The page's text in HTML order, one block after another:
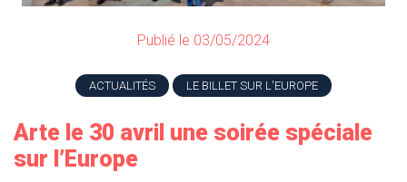
Publié le 03/05/2024
ACTUALITÉS LE BILLET SUR L'EUROPE
Arte le 30 avril une soirée spéciale
sur l’Europe